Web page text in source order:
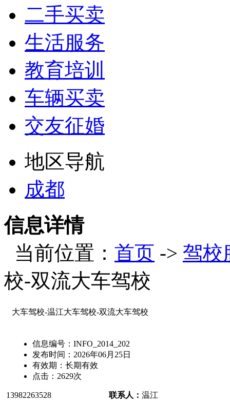
二手买卖
生活服务
教育培训
车辆买卖
交友征婚
地区导航
成都
信息详情
当前位置： 首页 -> 驾校
校-双流大车驾校
大车驾校-温江大车驾校-双流大车驾校
信息编号： INFO_2014_202
发布时间： 2026年06月25日
有效期： 长期有效
点击： 2629次
13982263528 联系人： 温江